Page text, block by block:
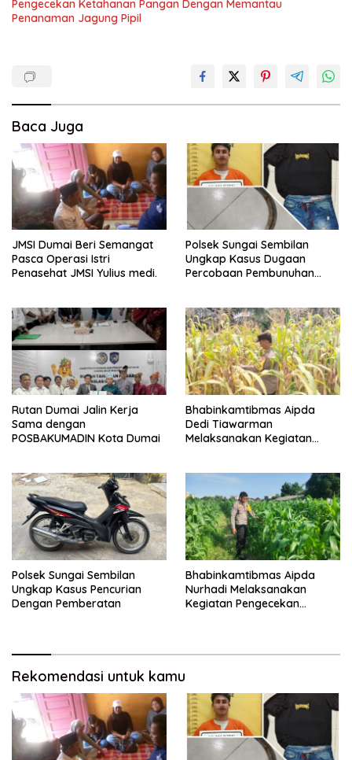
Pengecekan Ketahanan Pangan Dengan Memantau
Penanaman Jagung Pipil
Baca Juga
JMSI Dumai Beri Semangat
Pasca Operasi Istri
Penasehat JMSI Yulius medi.
Polsek Sungai Sembilan
Ungkap Kasus Dugaan
Percobaan Pembunuhan
Rutan Dumai Jalin Kerja
Sama dengan
POSBAKUMADIN Kota Dumai
Bhabinkamtibmas Aipda
Dedi Tiawarman
Melaksanakan Kegiatan
Polsek Sungai Sembilan
Ungkap Kasus Pencurian
Dengan Pemberatan
Bhabinkamtibmas Aipda
Nurhadi Melaksanakan
Kegiatan Pengecekan
Rekomendasi untuk kamu